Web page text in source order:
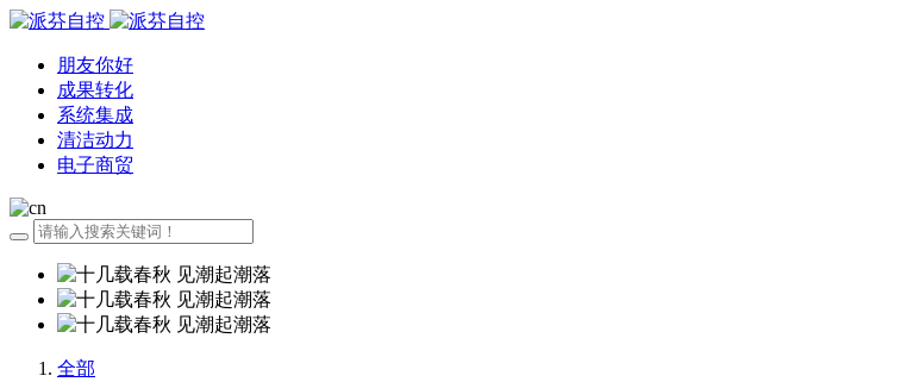
朋友你好
成果转化
系统集成
清洁动力
电子商贸
全部